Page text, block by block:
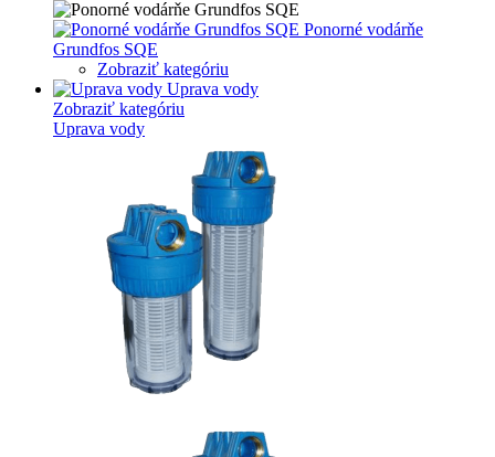
Ponorné vodárňe
Grundfos SQE
Zobraziť kategóriu
Uprava vody
Zobraziť kategóriu
Uprava vody